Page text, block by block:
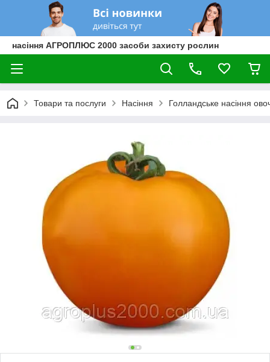
насіння АГРОПЛЮС 2000 засоби захисту рослин
Товари та послуги Насіння Голландське насіння